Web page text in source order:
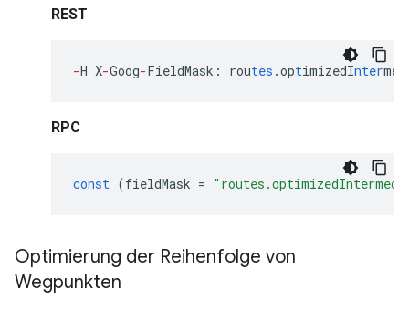
REST
-H X-Goog-FieldMask : routes .optimizedInter
RPC
const (fieldMask =
Optimierung der Reihenfolge von
Wegpunkten